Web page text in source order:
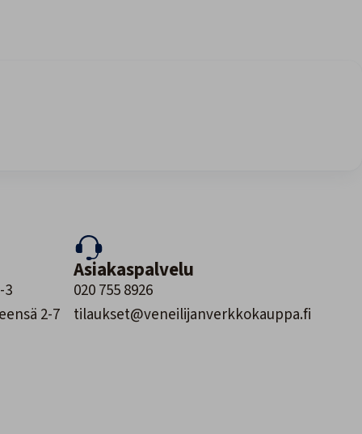
3
2-7
Asiakaspalvelu
020 755 8926
tilaukset@veneilijanverkkokauppa.fi